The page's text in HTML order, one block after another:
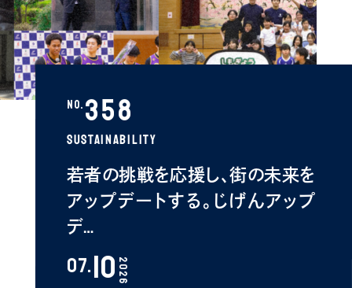
No. 358
SUSTAINABILITY
若者の挑戦を応援し、街の未来を
アップデートする。じげんアップ
デ…
07.102026